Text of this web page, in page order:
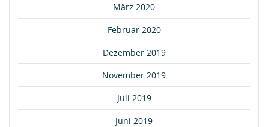
März 2020
Februar 2020
Dezember 2019
November 2019
Juli 2019
Juni 2019